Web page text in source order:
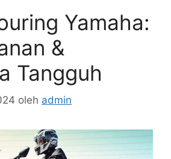
Yamaha:
&
Tangguh
oleh admin